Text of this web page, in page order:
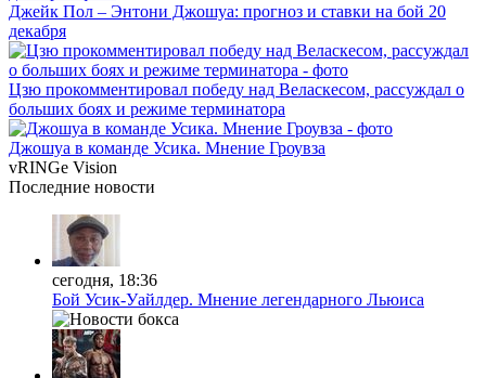
Джейк Пол – Энтони Джошуа: прогноз и ставки на бой 20
декабря
Цзю прокомментировал победу над Веласкесом, рассуждал о
больших боях и режиме терминатора
Джошуа в команде Усика. Мнение Гроувза
vRINGe Vision
Последние новости
сегодня, 18:36
Бой Усик-Уайлдер. Мнение легендарного Льюиса